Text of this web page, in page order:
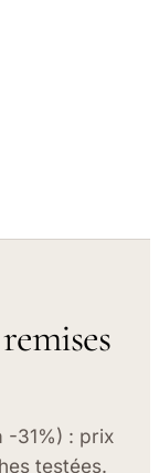
-31%) : prix
testées.